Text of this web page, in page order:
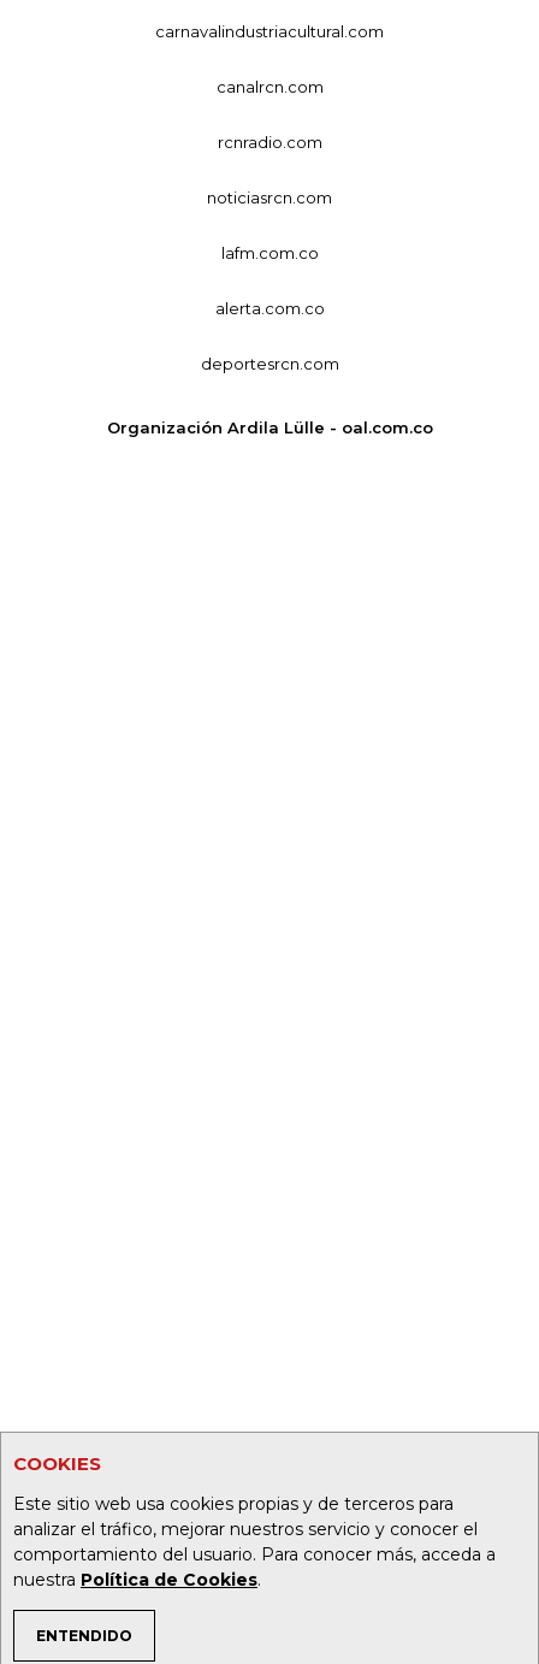
COOKIES
Este sitio web usa cookies propias y de terceros para
analizar el tráfico, mejorar nuestros servicio y conocer el
comportamiento del usuario. Para conocer más, acceda a
nuestra Política de Cookies.
ENTENDIDO
TEMAS DE INTERÉS
carnavalindustriacultural.com
canalrcn.com
rcnradio.com
noticiasrcn.com
lafm.com.co
alerta.com.co
deportesrcn.com
Organización Ardila Lülle - oal.com.co